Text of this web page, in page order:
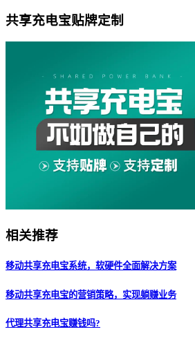
共享充电宝贴牌定制
相关推荐
移动共享充电宝系统，软硬件全面解决方案
移动共享充电宝的营销策略，实现躺赚业务
代理共享充电宝赚钱吗?